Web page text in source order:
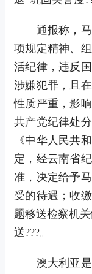
通报称，马
项规定精神、
活纪律，违反
涉嫌犯罪，且
性质严重，影
共产党纪律处
《中华人民共
定，经云南省
准，决定给予
受的待遇；收
题移送检察机
送???。
澳大利亚是